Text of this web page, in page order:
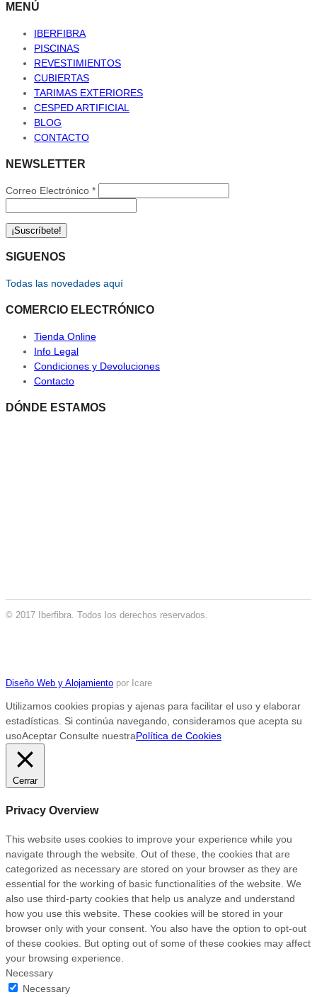
MENÚ
IBERFIBRA
PISCINAS
REVESTIMIENTOS
CUBIERTAS
TARIMAS EXTERIORES
CESPED ARTIFICIAL
BLOG
CONTACTO
NEWSLETTER
Correo Electrónico *
SIGUENOS
Todas las novedades aquí
COMERCIO ELECTRÓNICO
Tienda Online
Info Legal
Condiciones y Devoluciones
Contacto
DÓNDE ESTAMOS
© 2017 Iberfibra. Todos los derechos reservados.
Diseño Web y Alojamiento por Icare
Utilizamos cookies propias y ajenas para facilitar el uso y elaborar
estadísticas. Si continúa navegando, consideramos que acepta su
usoAceptar Consulte nuestraPolítica de Cookies
Cerrar
Privacy Overview
This website uses cookies to improve your experience while you
navigate through the website. Out of these, the cookies that are
categorized as necessary are stored on your browser as they are
essential for the working of basic functionalities of the website. We
also use third-party cookies that help us analyze and understand
how you use this website. These cookies will be stored in your
browser only with your consent. You also have the option to opt-out
of these cookies. But opting out of some of these cookies may affect
your browsing experience.
Necessary
Necessary